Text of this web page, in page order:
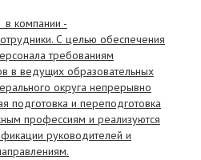
компании -
С целью обеспечения
требованиям
в ведущих образовательных
округа непрерывно
подготовка и переподготовка
профессиям и реализуются
руководителей и